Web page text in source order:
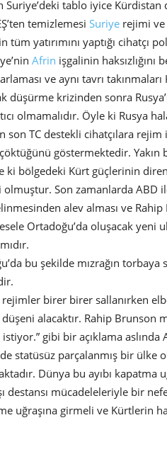
Suriye’deki tablo iyice
temizlemesi Suriye rejimi ve
tüm yatırımını yaptığı
Afrin işgalinin haksızlığını
ve aynı tavrı
düşürme krizinden sonra
olmamalıdır. Öyle ki Rusya
son TC destekli cihatçılara
göstermektedir. Yakın
ki bölgedeki Kürt güçlerinin
Son zamanlarda ABD
alev alması ve
Ortadoğu’da oluşacak yeni
bu şekilde mızrağın torbaya
birer birer sallanırken
alacaktır. Rahip Brunson
gibi bir açıklama
statüsüz parçalanmış bir ülke
Dünya bu ayıbı kapatma
destansı mücadeleleriyle bir
uğraşına girmeli ve Kürtlerin